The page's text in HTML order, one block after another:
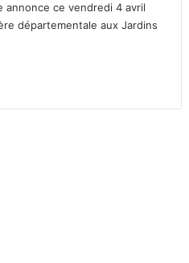
annonce ce vendredi 4 avril
départementale aux Jardins